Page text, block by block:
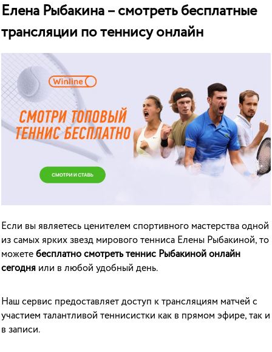
Елена Рыбакина – смотреть бесплатные
трансляции по теннису онлайн
Если вы являетесь ценителем спортивного мастерства одной
из самых ярких звезд мирового тенниса Елены Рыбакиной, то
можетебесплатно смотреть теннис Рыбакиной онлайн
сегодня или в любой удобный день.
Наш сервис предоставляет доступ к трансляциям матчей с
участием талантливой теннисистки как в прямом эфире, так и
в записи.